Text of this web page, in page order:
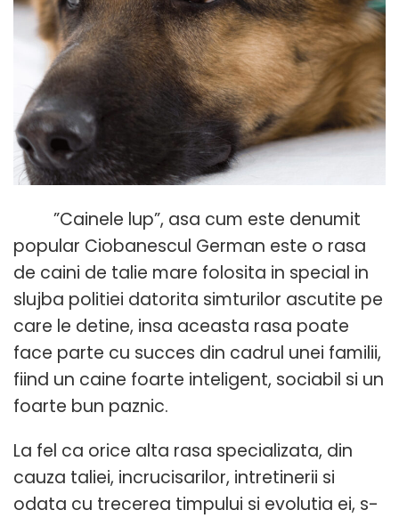
”Cainele lup”, asa cum este denumit
popular Ciobanescul German este o rasa
de caini de talie mare folosita in special in
slujba politiei datorita simturilor ascutite pe
care le detine, insa aceasta rasa poate
face parte cu succes din cadrul unei familii,
fiind un caine foarte inteligent, sociabil si un
foarte bun paznic.
La fel ca orice alta rasa specializata, din
cauza taliei, incrucisarilor, intretinerii si
odata cu trecerea timpului si evolutia ei, s-